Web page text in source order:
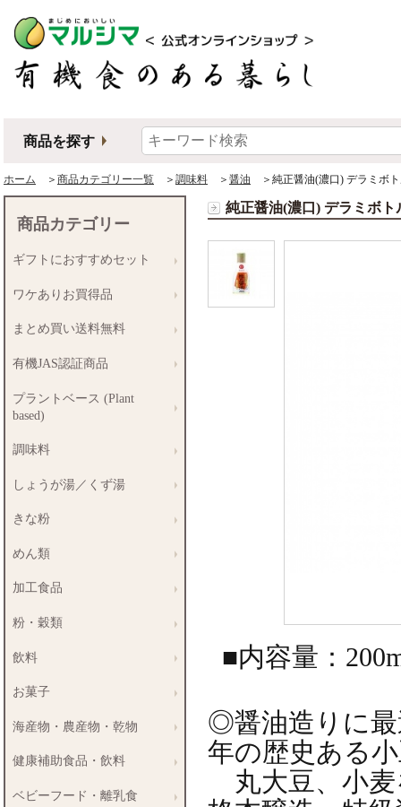
商品を探す
ホーム ＞ 商品カテゴリー一覧 ＞ 調味料 ＞ 醤油 ＞純正醤油(濃口) デラミボ
純正醤油(濃口) デラミボト
■内容量：
◎醤油造りに最
年の歴史ある
丸大豆、小麦
商品カテゴリー
ギフトにおすすめセット
ワケありお買得品
まとめ買い送料無料
有機JAS認証商品
プラントベース (Plant
based)
調味料
しょうが湯／くず湯
きな粉
めん類
加工食品
粉・穀類
飲料
お菓子
海産物・農産物・乾物
健康補助食品・飲料
ベビーフード・離乳食